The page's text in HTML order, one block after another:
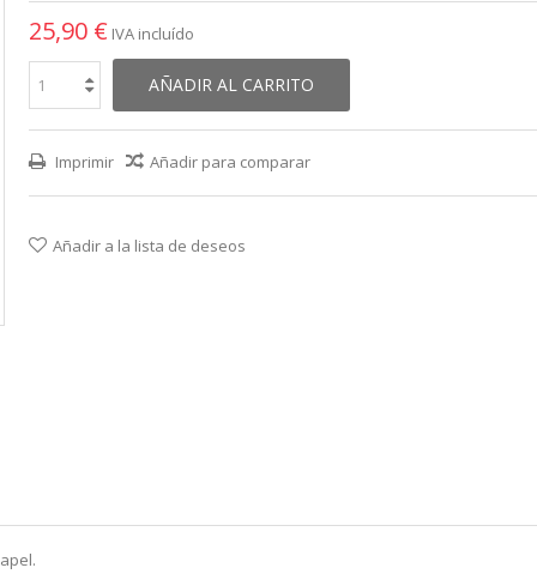
25,90 € IVA incluído
AÑADIR AL CARRITO
Imprimir Añadir para comparar
Añadir a la lista de deseos